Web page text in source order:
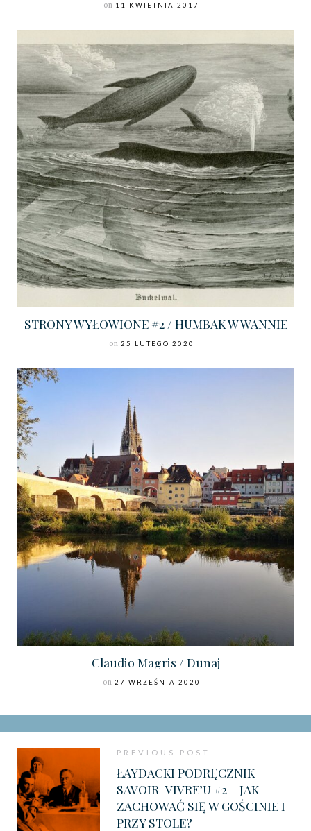
on 11 KWIETNIA 2017
STRONY WYŁOWIONE #2 / HUMBAK W WANNIE
on 25 LUTEGO 2020
Claudio Magris / Dunaj
on 27 WRZEŚNIA 2020
PREVIOUS POST
ŁAYDACKI PODRĘCZNIK
SAVOIR-VIVRE’U #2 – JAK
ZACHOWAĆ SIĘ W GOŚCINIE I
PRZY STOLE?